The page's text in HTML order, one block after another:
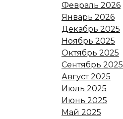
Февраль 2026
Январь 2026
Декабрь 2025
Ноябрь 2025
Октябрь 2025
Сентябрь 2025
Август 2025
Июль 2025
Июнь 2025
Май 2025